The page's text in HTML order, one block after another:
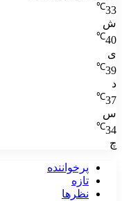
33
℃
ش
40
℃
ی
39
℃
د
37
℃
س
34
℃
چ
پرخواننده
تازه
نظرها